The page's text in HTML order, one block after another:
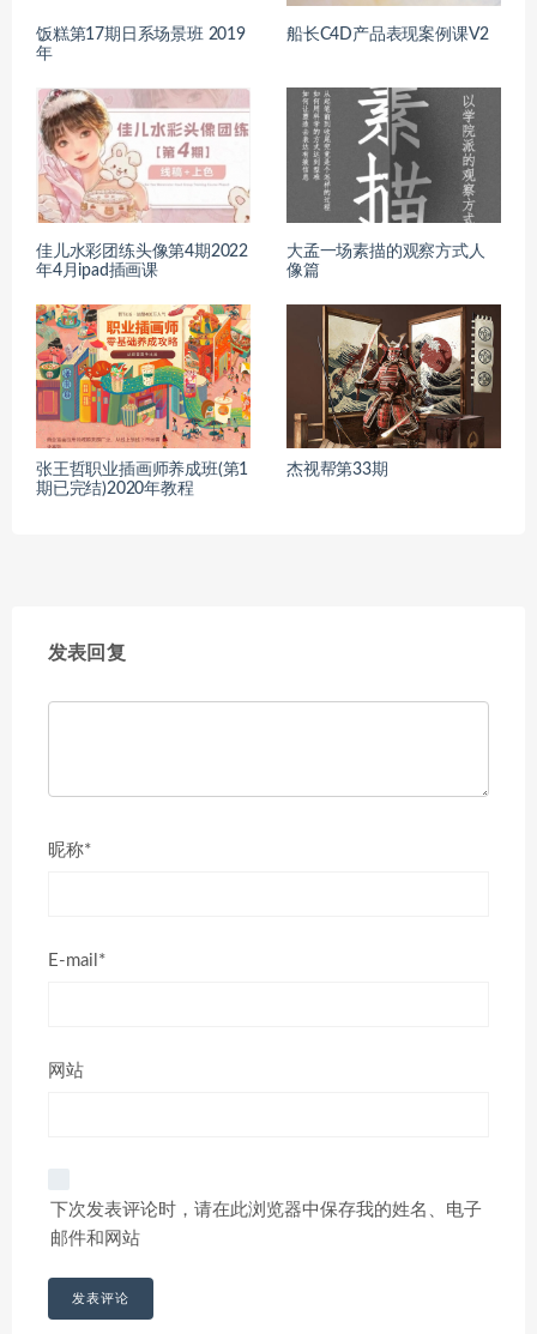
饭糕第17期日系场景班 2019
年
船长C4D产品表现案例课V2
佳儿水彩团练头像第4期2022
年4月ipad插画课
大孟一场素描的观察方式人
像篇
张王哲职业插画师养成班(第1
期已完结)2020年教程
杰视帮第33期
发表回复
昵称*
E-mail*
网站
下次发表评论时，请在此浏览器中保存我的姓名、电子
邮件和网站